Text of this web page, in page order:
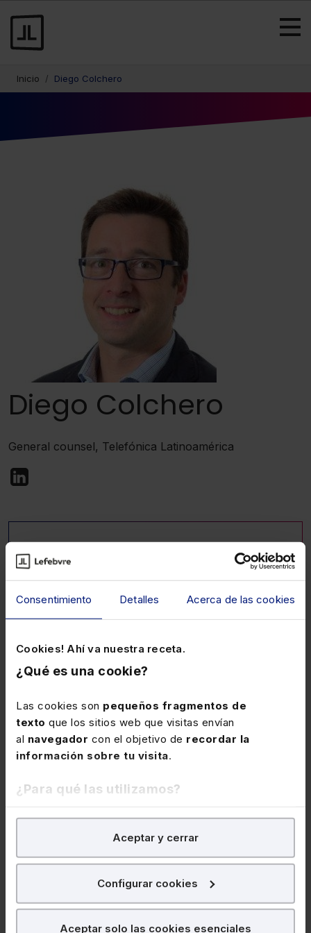
Consentimiento Detalles Acerca de las cookies
Cookies! Ahí va nuestra receta.
¿Qué es una cookie?
Las cookies son pequeños fragmentos de
texto que los sitios web que visitas envían
al navegador con el objetivo de recordar la
información sobre tu visita.
¿Para qué las utilizamos?
En Lefebvre utilizamos las cookies confines
para tratar demejorar tu experiencia
nuestra página web. También con fines publicitarios,
¿Qué puedes hacer?
Aceptar y cerrar
Configurar cookies
Aceptar solo las cookies esenciales
Inicio Diego Colchero
Diego Colchero
General counsel, Telefónica Latinoamérica
Estamos a mi entender sobre-regulados. La
innovación que tienen ellos frente a
nosotros, y la posibilidad de crear escala de
negocio y hacer 'unicornios' para crecer
Lefebvre
Trabaja con nosotros
Partners